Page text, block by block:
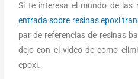
Si te interesa el mundo de las
entrada sobre resinas epoxi
par de referencias de resinas
dejo con el video de como
epoxi.